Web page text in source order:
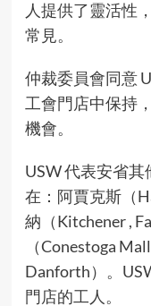
人提供了靈活性
常見。
仲裁委員會同意
工會門店中保持
機會。
USW 代表安省
在：阿賈克斯（
納（Kitchener ,
（Conestoga
Danforth）。
門店的工人。